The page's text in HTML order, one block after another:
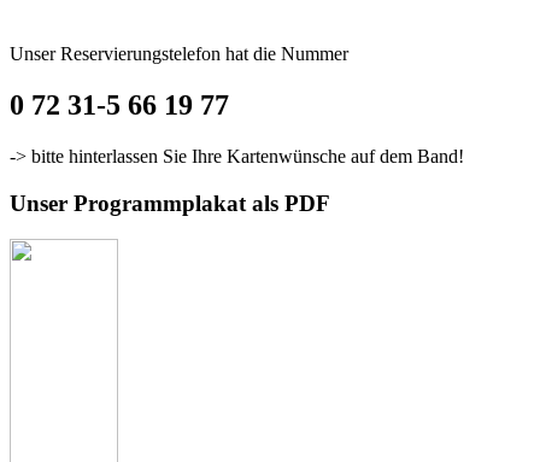
Unser Reservierungstelefon hat die Nummer
0 72 31-5 66 19 77
-> bitte hinterlassen Sie Ihre Kartenwünsche auf dem Band!
Unser Programmplakat als PDF